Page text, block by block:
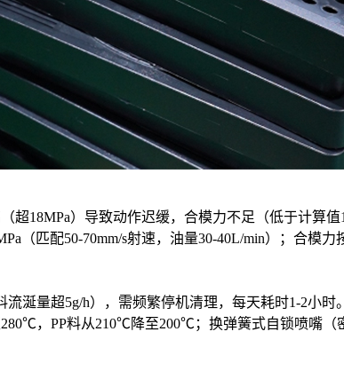
18MPa）导致动作迟缓，合模力不足（低于计算值
匹配50-70mm/s射速，油量30-40L/min）；合模力
涎量超5g/h），需频繁停机清理，每天耗时1-2小时。
，PP料从210℃降至200℃；换弹簧式自锁喷嘴（